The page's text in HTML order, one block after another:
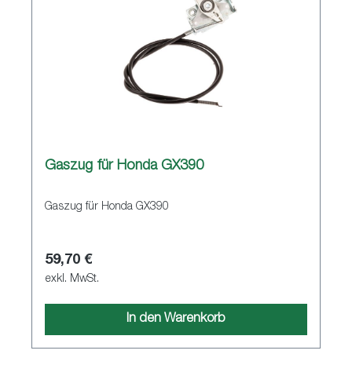
Gaszug für Honda GX390
Gaszug für Honda GX390
59,70 €
exkl. MwSt.
In den Warenkorb